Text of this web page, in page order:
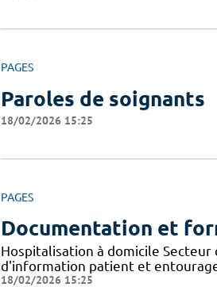
PAGES
Paroles de soignants
18/02/2026 15:25
PAGES
Documentation et
Hospitalisation à domicile
d'information patient et
18/02/2026 15:25